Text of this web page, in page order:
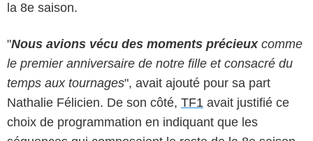
la 8e saison.
"Nous avions vécu des moments précieuxcomme
le premier anniversaire de notre fille et consacré du
temps aux tournages", avait ajouté pour sa part
Nathalie Félicien. De son côté, TF1 avait justifié ce
choix de programmation en indiquant que les